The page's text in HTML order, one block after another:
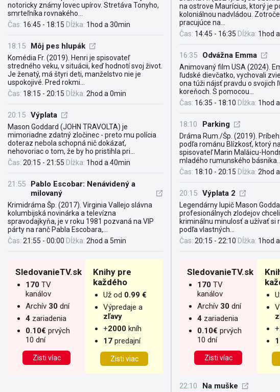
notoricky známy lovec upírov. Stretáva Tonyho,
smrteľníka rovnakého...
Čas: 16:45 - 18:15 Dĺžka: 1hod a 30min
18:15 Môj pes hlupák
Komédia Fr. (2019). Henri je spisovateľ
stredného veku, v situácii, keď hodnotí svoj život.
Je ženatý, má štyri deti, manželstvo nie je
uspokojivé. Pred rokmi...
Čas: 18:15 - 20:15 Dĺžka: 2hod a 0min
20:15 Výplata
Mason Goddard (JOHN TRAVOLTA) je
mimoriadne zdatný zločinec - preto mu polícia
doteraz nebola schopná nič dokázať,
nehovoriac o tom, že by ho pristihla pri...
Čas: 20:15 - 21:55 Dĺžka: 1hod a 40min
21:55
Pablo Escobar: Nenávidený a
milovaný
Krimidráma Šp. (2017). Virginia Vallejo slávna
kolumbijská novinárka a televízna
spravodajkyňa, je v roku 1981 pozvaná na VIP
párty na ranč Pabla Escobara,...
Čas: 21:55 - 00:00 Dĺžka: 2hod a 5min
SledovanieTV.sk
170 TV
kanálov
Archív 30 dní
4 zariadenia
0.10€ prvých
10 dní
Zisti víac
Knihy pre
každého
Už od 0.99 €
Výpredaje a
zľavy
+2000 kníh
17 predajní
Zisti viac
na ostrove Maurícius, ktorý je
koloniálnou nadvládou.
pracujúce na...
Čas: 14:45 - 16:35 Dĺžka: 1hod
16:35 Odvážna Emma
Animovaný film USA (2024).
ľudské dievčatko, vychovali
ona túži nájsť pravdu o svojich
koreňoch. S pomocou...
Čas: 16:35 - 18:10 Dĺžka: 1hod
18:10 Parking
Dráma Rum./Šp. (2019).
podľa románu Blízkosť, ktorý
spisovateľ Marin Malăicu-
mladého rumunského básnika...
Čas: 18:10 - 20:15 Dĺžka: 2hod
20:15 Výplata 2
Legendárny lupič Mason
profesionálnych zlodejov
kriminálnu minulosť a užívať si
podľa vlastných...
Čas: 20:15 - 22:10 Dĺžka: 1hod
SledovanieTV.sk
170 TV
kanálov
Archív 30 dní
4 zariadenia
0.10€ prvých
10 dní
Zisti víac
+
22:10 Na muške